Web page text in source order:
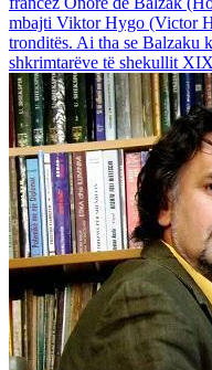
mbajti Viktor Hygo (Victor
tronditës. Ai tha se Balzaku
shkrimtarëve të shekullit